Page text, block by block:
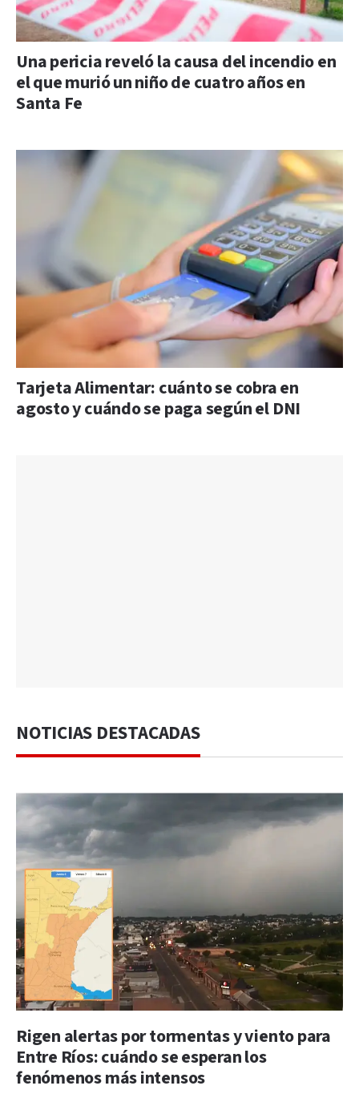
Una pericia reveló la causa del incendio en
el que murió un niño de cuatro años en
Santa Fe
Tarjeta Alimentar: cuánto se cobra en
agosto y cuándo se paga según el DNI
NOTICIAS DESTACADAS
Rigen alertas por tormentas y viento para
Entre Ríos: cuándo se esperan los
fenómenos más intensos